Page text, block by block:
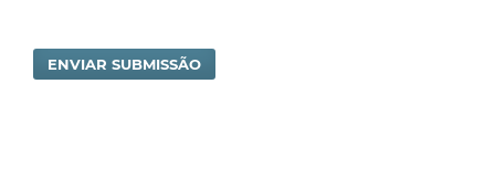
ENVIAR SUBMISSÃO